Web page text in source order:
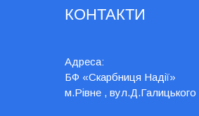
КОНТАКТИ
Адреса:
БФ «Скарбниця Надії»
м.Рівне ,